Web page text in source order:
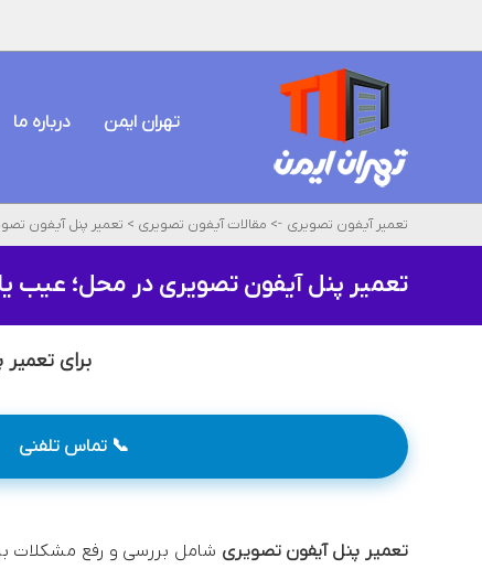
تهران ایمن درباره ما
تعمیر آیفون تصویری -> مقالات آیفون تصویری > تعمیر پنل آیفون
تعمیر پنل آیفون تصویری در محل؛ عیب
برای
📞 تماس تلفنی
تعمیر پنل آیفون تصویری شامل بررسی و رفع مشکلات